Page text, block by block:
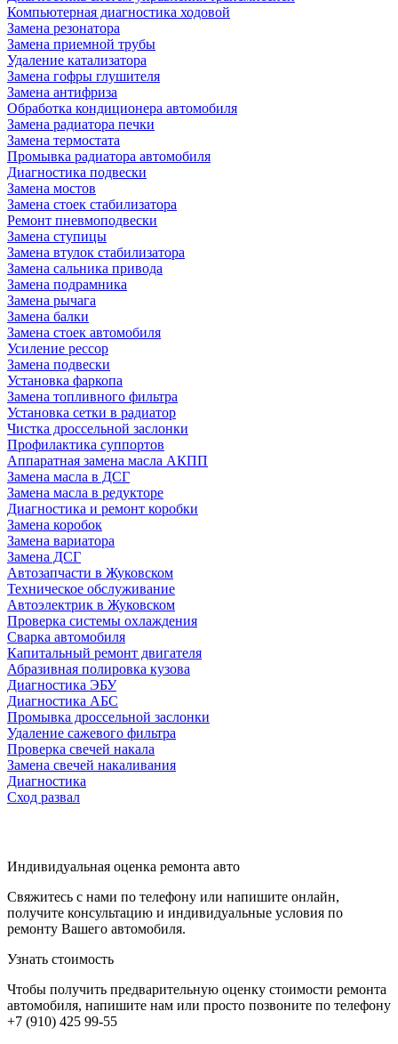
Компьютерная диагностика ходовой
Замена резонатора
Замена приемной трубы
Удаление катализатора
Замена гофры глушителя
Замена антифриза
Обработка кондиционера автомобиля
Замена радиатора печки
Замена термостата
Промывка радиатора автомобиля
Диагностика подвески
Замена мостов
Замена стоек стабилизатора
Ремонт пневмоподвески
Замена ступицы
Замена втулок стабилизатора
Замена сальника привода
Замена подрамника
Замена рычага
Замена балки
Замена стоек автомобиля
Усиление рессор
Замена подвески
Установка фаркопа
Замена топливного фильтра
Установка сетки в радиатор
Чистка дроссельной заслонки
Профилактика суппортов
Аппаратная замена масла АКПП
Замена масла в ДСГ
Замена масла в редукторе
Диагностика и ремонт коробки
Замена коробок
Замена вариатора
Замена ДСГ
Автозапчасти в Жуковском
Техническое обслуживание
Автоэлектрик в Жуковском
Проверка системы охлаждения
Сварка автомобиля
Капитальный ремонт двигателя
Абразивная полировка кузова
Диагностика ЭБУ
Диагностика АБС
Промывка дроссельной заслонки
Удаление сажевого фильтра
Проверка свечей накала
Замена свечей накаливания
Диагностика
Сход развал
Индивидуальная оценка ремонта авто
Свяжитесь с нами по телефону или напишите онлайн,
получите консультацию и индивидуальные условия по
ремонту Вашего автомобиля.
Узнать стоимость
Чтобы получить предварительную оценку стоимости ремонта
автомобиля, напишите нам или просто позвоните по телефону
+7 (910) 425 99-55